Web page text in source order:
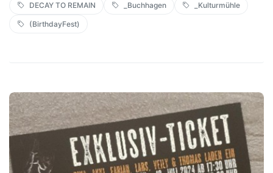
DECAY TO REMAIN _Buchhagen _Kulturmühle
(BirthdayFest)